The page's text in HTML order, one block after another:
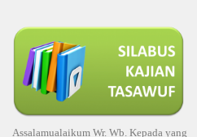
Assalamualaikum Wr. Wb. Kepada yang